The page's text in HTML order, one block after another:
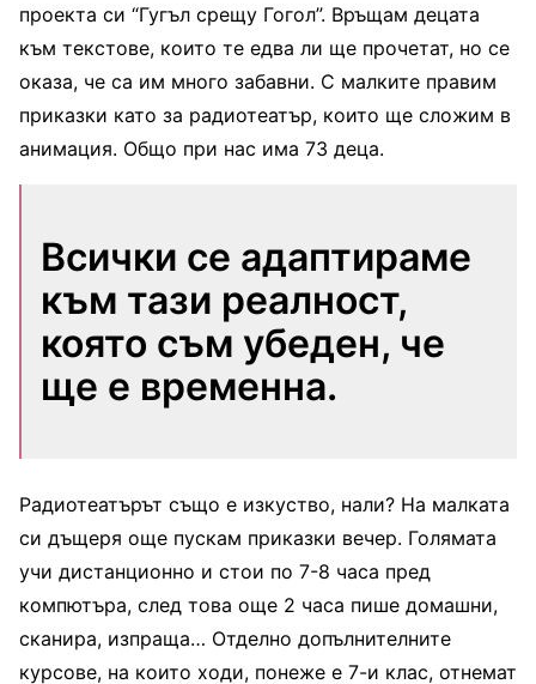
проекта си “Гугъл срещу Гогол”. Връщам децата
към текстове, които те едва ли ще прочетат, но се
оказа, че са им много забавни. С малките правим
приказки като за радиотеатър, които ще сложим в
анимация. Общо при нас има 73 деца.
Всички се адаптираме
към тази реалност,
която съм убеден, че
ще е временна.
Радиотеатърът също е изкуство, нали? На малката
си дъщеря още пускам приказки вечер. Голямата
учи дистанционно и стои по 7-8 часа пред
компютъра, след това още 2 часа пише домашни,
сканира, изпраща… Отделно допълнителните
курсове, на които ходи, понеже е 7-и клас, отнемат